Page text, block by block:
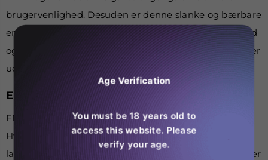
brugervenlighed. Desuden er denne slanke og bærbare
enhed klar til brug lige ud af boksen. Så udpak, indånd
og nyd de bemærkelsesværdige smagsvarianter, der er
udformet til perfektion.
ELUX 4000 SMAG - EN SMAGSOPLEVELSE
ENE Legend er en verden af udsøgte smagsvarianter.
Hvert puf er en rejse gennem en gane-tiltalende
landskab med populære valg såsom ferskenis, hindbær
Age Verification
You must be 18 years old to
access this website. Please
verify your age.